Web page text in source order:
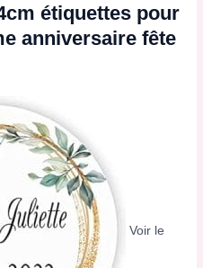
étiquettes pour
anniversaire fête
Voir le